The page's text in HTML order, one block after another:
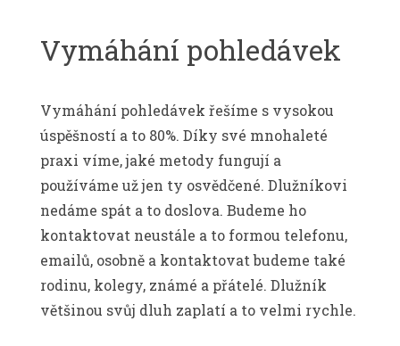
Vymáhání pohledávek
Vymáhání pohledávek řešíme s vysokou
úspěšností a to 80%. Díky své mnohaleté
praxi víme, jaké metody fungují a
používáme už jen ty osvědčené. Dlužníkovi
nedáme spát a to doslova. Budeme ho
kontaktovat neustále a to formou telefonu,
emailů, osobně a kontaktovat budeme také
rodinu, kolegy, známé a přátelé. Dlužník
většinou svůj dluh zaplatí a to velmi rychle.